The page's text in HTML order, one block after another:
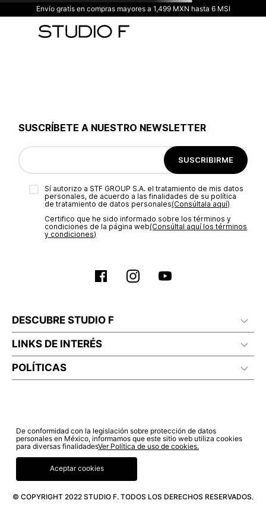
Envío gratis en compras mayores a 1,499 MXN hasta 6 MSI
SUSCRÍBETE A NUESTRO NEWSLETTER
SUSCRIBIRME
Sí autorizo a STF GROUP S.A. el tratamiento de mis datos
personales, de acuerdo a las finalidades de su política
de tratamiento de datos personales‎(Consúltala aquí)
Certifico que he sido informado sobre los términos y
condiciones de la página web‎(Consúltal aquí los términos
y condiciones)
DESCUBRE STUDIO F
LINKS DE INTERÉS
POLÍTICAS
© COPYRIGHT 2022 STUDIO F. TODOS LOS DERECHOS RESERVADOS.
De conformidad con la legislación sobre protección de datos
personales en México, informamos que este sitio web utiliza cookies
para diversas finalidadesVer Política de uso de cookies.
Aceptar cookies